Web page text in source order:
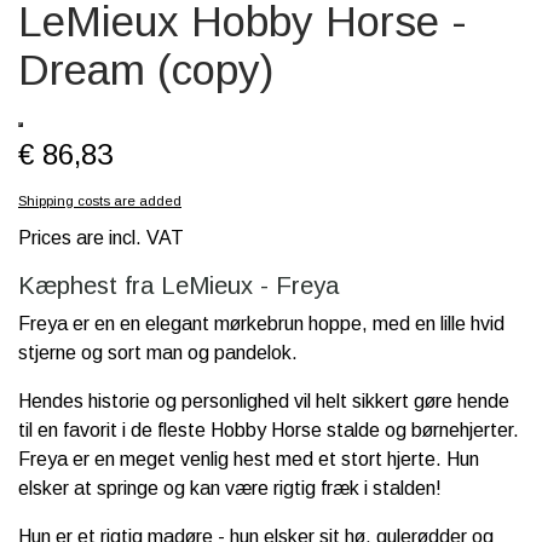
SCHLEICH® HEST & TILBEHØR
SKOLE, KREA & TILBEHØR
LeMieux Hobby Horse -
Dream (copy)
€ 86,83
Shipping costs are added
Prices are incl. VAT
Kæphest fra LeMieux - Freya
Freya er en en elegant mørkebrun hoppe, med en lille hvid
stjerne og sort man og pandelok.
Hendes historie og personlighed vil helt sikkert gøre hende
til en favorit i de fleste Hobby Horse stalde og børnehjerter.
Freya er en meget venlig hest med et stort hjerte. Hun
elsker at springe og kan være rigtig fræk i stalden!
Hun er et rigtig madøre - hun elsker sit hø, gulerødder og